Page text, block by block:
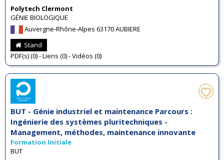
Polytech Clermont
GÉNIE BIOLOGIQUE
Auvergne-Rhône-Alpes 63170 AUBIERE
Stand
PDF(s) (0) - Liens (0) - Vidéos (0)
BUT - Génie industriel et maintenance Parcours :
Ingénierie des systèmes pluritechniques -
Management, méthodes, maintenance innovante
Formation Initiale
BUT